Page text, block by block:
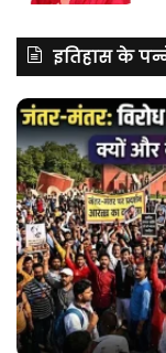
इतिहास के